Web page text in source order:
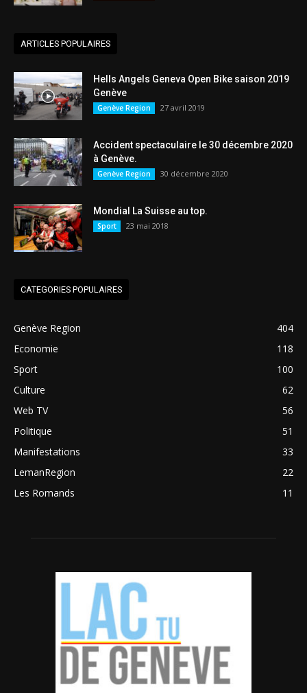
ARTICLES POPULAIRES
Hells Angels Geneva Open Bike saison 2019
Genève
Genève Region 27 avril 2019
Accident spectaculaire le 30 décembre 2020
à Genève.
Genève Region 30 décembre 2020
Mondial La Suisse au top.
Sport 23 mai 2018
CATEGORIES POPULAIRES
Genève Region
404
Economie
118
Sport
100
Culture
62
Web TV
56
Politique
51
Manifestations
33
LemanRegion
22
Les Romands
11